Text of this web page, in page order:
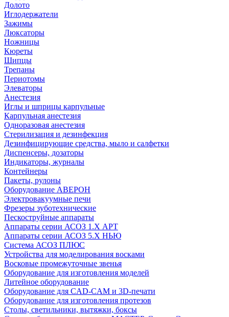
Долото
Иглодержатели
Зажимы
Люксаторы
Ножницы
Кюреты
Шипцы
Трепаны
Периотомы
Элеваторы
Анестезия
Иглы и шприцы карпульные
Карпульная анестезия
Одноразовая анестезия
Стерилизация и дезинфекция
Дезинфицирующие средства, мыло и салфетки
Диспенсеры, дозаторы
Индикаторы, журналы
Контейнеры
Пакеты, рулоны
Оборудование АВЕРОН
Электровакуумные печи
Фрезеры зуботехнические
Пескоструйные аппараты
Аппараты серии АСОЗ 1.Х АРТ
Аппараты серии АСОЗ 5.Х НЬЮ
Система АСОЗ ПЛЮС
Устройства для моделирования восками
Восковые промежуточные звенья
Оборудование для изготовления моделей
Литейное оборудование
Оборудование для CAD-CAM и 3D-печати
Оборудование для изготовления протезов
Cтолы, светильники, вытяжки, боксы